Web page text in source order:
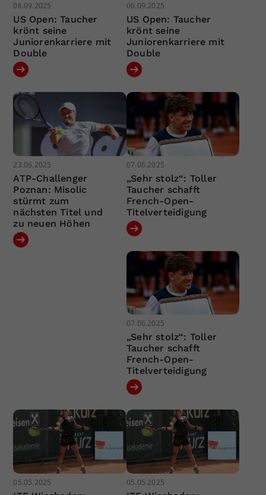
06.09.2025
US Open: Taucher
krönt seine
Juniorenkarriere mit
Double
06.09.2025
US Open: Taucher
krönt seine
Juniorenkarriere mit
Double
23.06.2025
ATP-Challenger
Poznan: Misolic
stürmt zum
nächsten Titel und
zu neuen Höhen
07.06.2025
„Sehr stolz“: Toller
Taucher schafft
French-Open-
Titelverteidigung
07.06.2025
„Sehr stolz“: Toller
Taucher schafft
French-Open-
Titelverteidigung
05.05.2025 05.05.2025